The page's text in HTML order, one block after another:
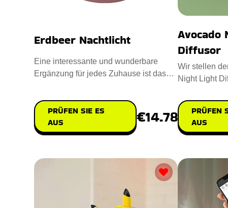
Erdbeer Nachtlicht
Eine interessante und wunderbare
Ergänzung für jedes Zuhause ist das
PRÜFEN SIE ES
AUS
€14.78
Avocado
Diffusor
Wir stellen
Night Light
PRÜFEN
AUS